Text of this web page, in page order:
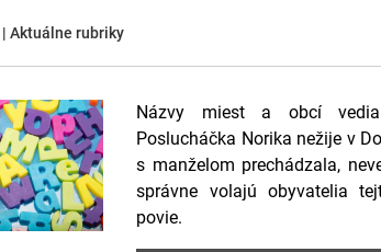
Aktuálne rubriky
Názvy miest a obcí
Poslucháčka Norika nežije v
s manželom prechádzala,
správne volajú obyvatelia
povie.